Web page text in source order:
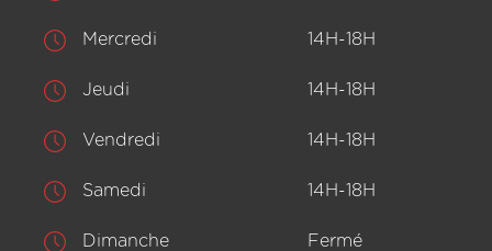
Mercredi 14H-18H
Jeudi 14H-18H
Vendredi 14H-18H
Samedi 14H-18H
Dimanche Fermé